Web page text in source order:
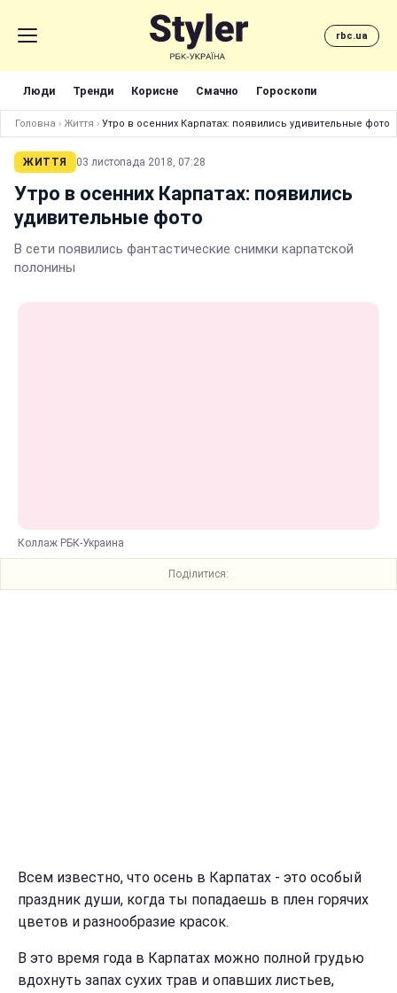
rbc.ua
Люди Тренди Корисне Смачно Гороскопи
Головна › Життя › Утро в осенних Карпатах: появились удивительные фото
ЖИТТЯ 03 листопада 2018, 07:28
Утро в осенних Карпатах: появились
удивительные фото
В сети появились фантастические снимки карпатской
полонины
Коллаж РБК-Украина
Поділитися:
Всем известно, что осень в Карпатах - это особый
праздник души, когда ты попадаешь в плен горячих
цветов и разнообразие красок.
В это время года в Карпатах можно полной грудью
вдохнуть запах сухих трав и опавших листьев,